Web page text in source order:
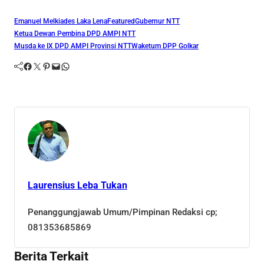
Emanuel Melkiades Laka LenaFeaturedGubernur NTT
Ketua Dewan Pembina DPD AMPI NTT
Musda ke IX DPD AMPI Provinsi NTTWaketum DPP Golkar
Facebook Twitter Pinterest Mail WhatsApp
Laurensius Leba Tukan
Penanggungjawab Umum/Pimpinan Redaksi cp;
081353685869
Berita Terkait